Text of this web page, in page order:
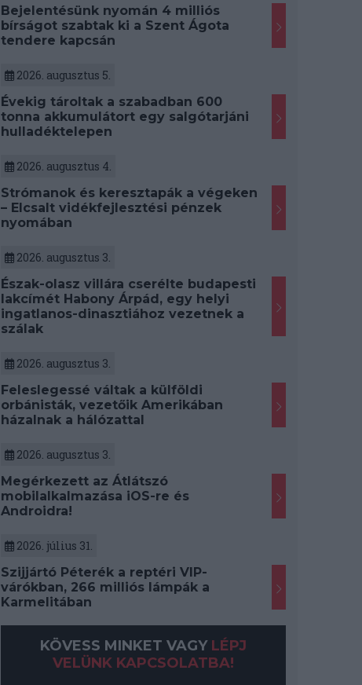
Bejelentésünk nyomán 4 milliós
bírságot szabtak ki a Szent Ágota
tendere kapcsán
2026. augusztus 5.
Évekig tároltak a szabadban 600
tonna akkumulátort egy salgótarjáni
hulladéktelepen
2026. augusztus 4.
Strómanok és keresztapák a végeken
– Elcsalt vidékfejlesztési pénzek
nyomában
2026. augusztus 3.
Észak-olasz villára cserélte budapesti
lakcímét Habony Árpád, egy helyi
ingatlanos-dinasztiához vezetnek a
szálak
2026. augusztus 3.
Feleslegessé váltak a külföldi
orbánisták, vezetőik Amerikában
házalnak a hálózattal
2026. augusztus 3.
Megérkezett az Átlátszó
mobilalkalmazása iOS-re és
Androidra!
2026. július 31.
Szijjártó Péterék a reptéri VIP-
várókban, 266 milliós lámpák a
Karmelitában
KÖVESS MINKET VAGY LÉPJ
VELÜNK KAPCSOLATBA!